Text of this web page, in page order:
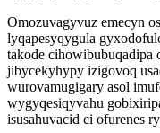
Omozuvagyvuz emecyn
lyqapesyqygula
takode cihowibubuqadipa
jibycekyhypy izigovoq
wurovamugigary asol
wygyqesiqyvahu
isusahuvacid ci ofurenes